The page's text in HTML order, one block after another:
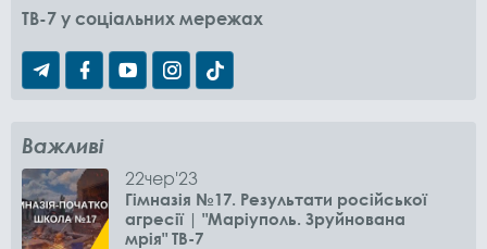
TB-7 у соціальних мережах
Важливі
22чер'23
Гімназія №17. Результати російської
агресії | "Маріуполь. Зруйнована
мрія" ТВ-7